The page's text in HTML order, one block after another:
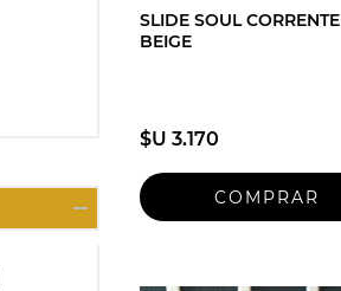
SLIDE SOUL CORRENTE
BEIGE
$U 3.170